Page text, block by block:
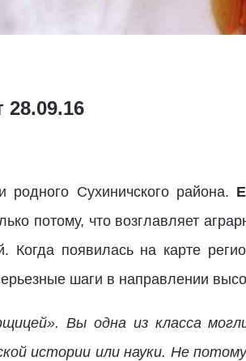
Сухиничского района.
потому, что возглавляет
Когда появилась на карте
шаги в направлении
Вы одна из класса
истории или науки. Не